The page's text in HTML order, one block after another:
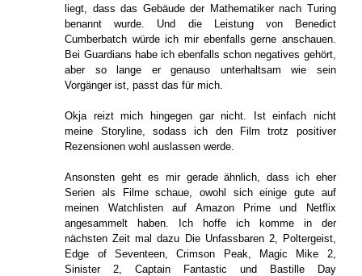
liegt, dass das Gebäude der Mathematiker nach Turing
benannt wurde. Und die Leistung von Benedict
Cumberbatch würde ich mir ebenfalls gerne anschauen.
Bei Guardians habe ich ebenfalls schon negatives gehört,
aber so lange er genauso unterhaltsam wie sein
Vorgänger ist, passt das für mich.
Okja reizt mich hingegen gar nicht. Ist einfach nicht
meine Storyline, sodass ich den Film trotz positiver
Rezensionen wohl auslassen werde.
Ansonsten geht es mir gerade ähnlich, dass ich eher
Serien als Filme schaue, owohl sich einige gute auf
meinen Watchlisten auf Amazon Prime und Netflix
angesammelt haben. Ich hoffe ich komme in der
nächsten Zeit mal dazu Die Unfassbaren 2, Poltergeist,
Edge of Seventeen, Crimson Peak, Magic Mike 2,
Sinister 2, Captain Fantastic und Bastille Day